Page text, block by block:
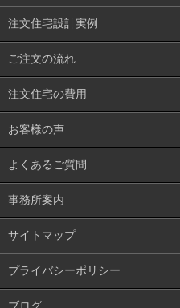
注文住宅設計実例
ご注文の流れ
注文住宅の費用
お客様の声
よくあるご質問
事務所案内
サイトマップ
プライバシーポリシー